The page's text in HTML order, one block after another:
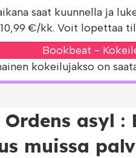
saat kuunnella ja
€/kk. Voit lopettaa
Bookbeat -
kokeilujakso on
asyl
muissa